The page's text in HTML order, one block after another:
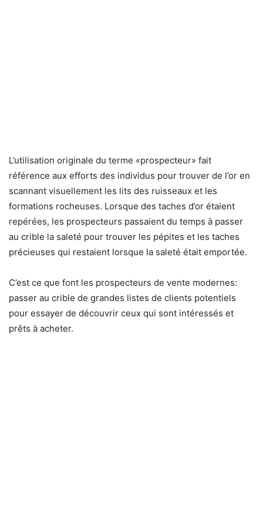
L’utilisation originale du terme «prospecteur» fait
référence aux efforts des individus pour trouver de l’or en
scannant visuellement les lits des ruisseaux et les
formations rocheuses. Lorsque des taches d’or étaient
repérées, les prospecteurs passaient du temps à passer
au crible la saleté pour trouver les pépites et les taches
précieuses qui restaient lorsque la saleté était emportée.
C’est ce que font les prospecteurs de vente modernes:
passer au crible de grandes listes de clients potentiels
pour essayer de découvrir ceux qui sont intéressés et
prêts à acheter.